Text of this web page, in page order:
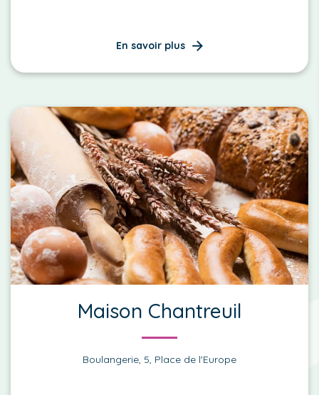
En savoir plus
Maison Chantreuil
Boulangerie, 5, Place de l'Europe